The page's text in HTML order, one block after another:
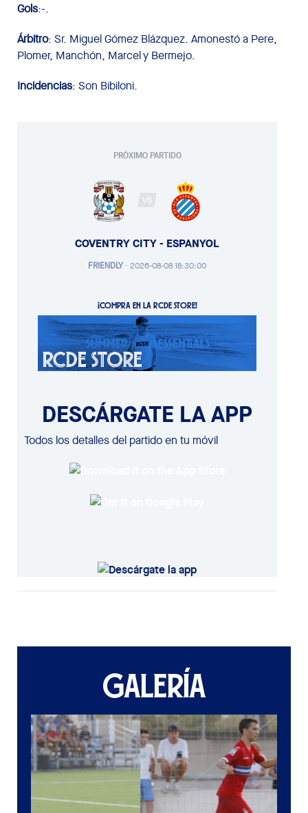
Gols:-.
Árbitro: Sr. Miguel Gómez Blázquez. Amonestó a Pere,
Plomer, Manchón, Marcel y Bermejo.
Incidencias: Son Bibiloni.
PRÓXIMO PARTIDO
VS
COVENTRY CITY - ESPANYOL
FRIENDLY· 2026-08-08 18:30:00
¡COMPRA EN LA RCDE STORE!
DESCÁRGATE LA APP
Todos los detalles del partido en tu móvil
GALERÍA